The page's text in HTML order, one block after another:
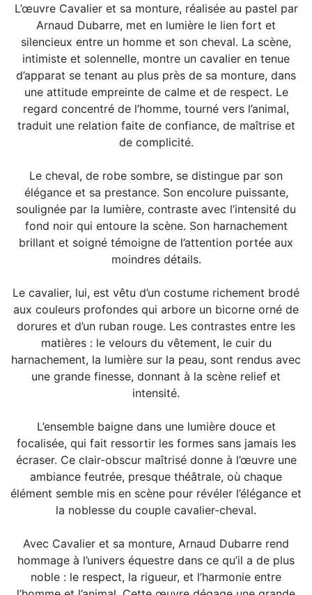
L’œuvre Cavalier et sa monture, réalisée au pastel par
Arnaud Dubarre, met en lumière le lien fort et
silencieux entre un homme et son cheval. La scène,
intimiste et solennelle, montre un cavalier en tenue
d’apparat se tenant au plus près de sa monture, dans
une attitude empreinte de calme et de respect. Le
regard concentré de l’homme, tourné vers l’animal,
traduit une relation faite de confiance, de maîtrise et
de complicité.
Le cheval, de robe sombre, se distingue par son
élégance et sa prestance. Son encolure puissante,
soulignée par la lumière, contraste avec l’intensité du
fond noir qui entoure la scène. Son harnachement
brillant et soigné témoigne de l’attention portée aux
moindres détails.
Le cavalier, lui, est vêtu d’un costume richement brodé
aux couleurs profondes qui arbore un bicorne orné de
dorures et d’un ruban rouge. Les contrastes entre les
matières : le velours du vêtement, le cuir du
harnachement, la lumière sur la peau, sont rendus avec
une grande finesse, donnant à la scène relief et
intensité.
L’ensemble baigne dans une lumière douce et
focalisée, qui fait ressortir les formes sans jamais les
écraser. Ce clair-obscur maîtrisé donne à l’œuvre une
ambiance feutrée, presque théâtrale, où chaque
élément semble mis en scène pour révéler l’élégance et
la noblesse du couple cavalier-cheval.
Avec Cavalier et sa monture, Arnaud Dubarre rend
hommage à l’univers équestre dans ce qu’il a de plus
noble : le respect, la rigueur, et l’harmonie entre